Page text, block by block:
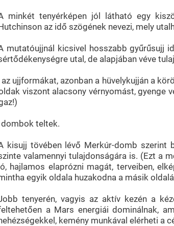
minkét tenyérképen jól látható egy
az idő szögének nevezi, mely
mutatóujjnál kicsivel hosszabb gyűrűsujj
utal, de alapjában véve
ujjformákat, azonban a hüvelykujján a
viszont alacsony vérnyomást,
teltek.
kisujj tövében lévő Merkúr-domb szerint
valamennyi tulajdonságára is. (Ezt a
hajlamos elaprózni magát, terveiben,
egyik oldala huzakodna a másik
tenyerén, vagyis az aktív kezén a
a Mars energiái dominálnak,
kemény munkával elérheti a